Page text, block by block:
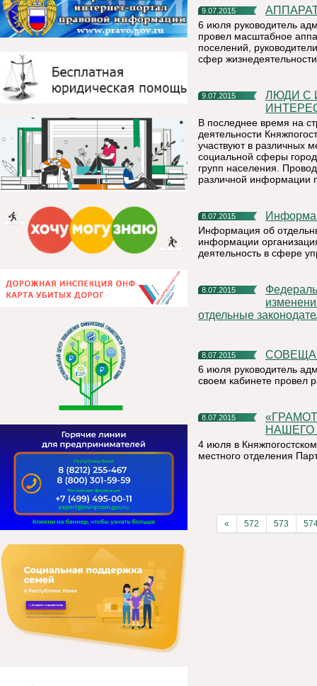
9.07.2015
6 июля руководитель
провел масштабное
поселений,
сфер
9.07.2015
ЛЮДИ С ИНВАЛИДНОСТЬЮ ХОТЯТ ЖИТЬ ДОСТОЙНО И
В последнее время на
деятельности
участвуют в различных
социальной сферы
групп населения.
различной информации
8.07.2015
Информация об
информации
деятельность в сфере
8.07.2015
Федеральным законом от 29.06.2015 N 176-ФЗ внесены
отдельные
8.07.2015
6 июля руководитель
своем кабинете провел
8.07.2015
«ГРАМОТНАЯ МОЛОДЕЖЬ – ЭТО ЦЕННЫЕ КАДРЫ
НАШЕГО
4 июля в
местного отделения
« 572 573